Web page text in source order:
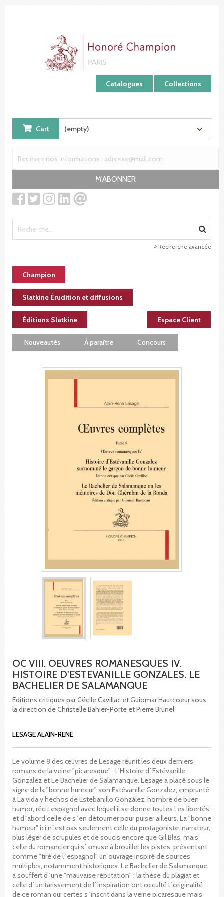
Catalogues Collections
Cart (empty)
M'ABONNER
Recherche avancée
Champion
Slatkine Érudition et diffusions
Éditions Slatkine Espace Client
Nouveautés À paraître Concours
OC VIII. OEUVRES ROMANESQUES IV.
HISTOIRE D'ESTEVANILLE GONZALES. LE
BACHELIER DE SALAMANQUE
Editions critiques par Cécile Cavillac et Guiomar Hautcoeur sous
la direction de Christelle Bahier-Porte et Pierre Brunel
LESAGE ALAIN-RENE
Le volume 8 des œuvres de Lesage réunit les deux derniers
romans de la veine "picaresque" : l`Histoire d`Estévanille
Gonzalez et Le Bachelier de Salamanque. Lesage a placé sous le
signe de la "bonne humeur" son Estévanille Gonzalez, emprunté
à La vida y hechos de Estebanillo González, hombre de buen
humor, récit espagnol avec lequel il se donne toutes l es libertés,
et d`abord celle de s`en détourner pour puiser ailleurs. La "bonne
humeur" ici n`est pas seulement celle du protagoniste-narrateur,
plus léger de scrupules et de soucis encore que Gil Blas, mais
celle du romancier qui s`amuse à brouiller les pistes, présentant
comme "tiré de l`espagnol" un ouvrage inspiré de sources
multiples, notamment historiques. Le Bachelier de Salamanque
a souffert d`une "mauvaise réputation" : la thèse du plagiat et
celle d`un tarissement de l`inspiration ont occulté l`originalité
de ce roman qui certes s`inscrit dans la veine picaresque mais